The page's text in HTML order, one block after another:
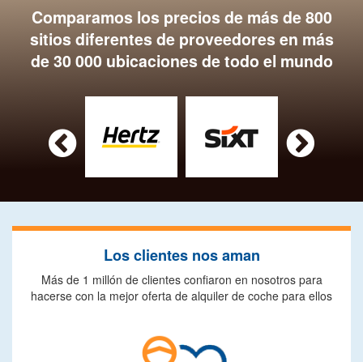
Comparamos los precios de más de 800
sitios diferentes de proveedores en más
de 30 000 ubicaciones de todo el mundo
 
Los clientes nos aman
Más de 1 millón de clientes confiaron en nosotros para
hacerse con la mejor oferta de alquiler de coche para ellos